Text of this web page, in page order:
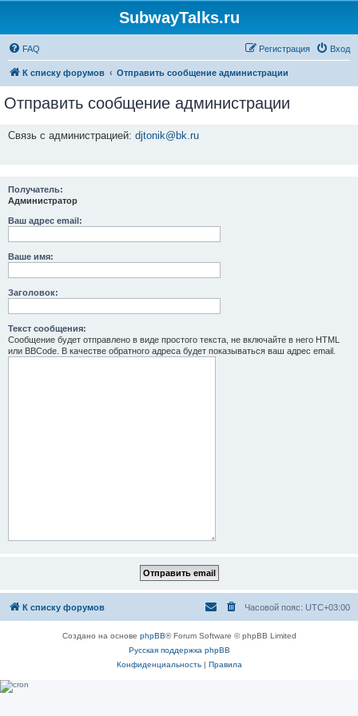
SubwayTalks.ru
FAQ Вход
Регистрация
К списку форумов Отправить сообщение администрации
Отправить сообщение администрации
Связь с администрацией: djtonik@bk.ru
Получатель:
Администратор
Ваш адрес email:
Ваше имя:
Заголовок:
Текст сообщения:
Сообщение будет отправлено в виде простого текста, не включайте в него HTML
или BBCode. В качестве обратного адреса будет показываться ваш адрес email.
К списку форумов Часовой пояс: UTC+03:00
Создано на основе phpBB® Forum Software © phpBB Limited
Русская поддержка phpBB
Конфиденциальность| Правила